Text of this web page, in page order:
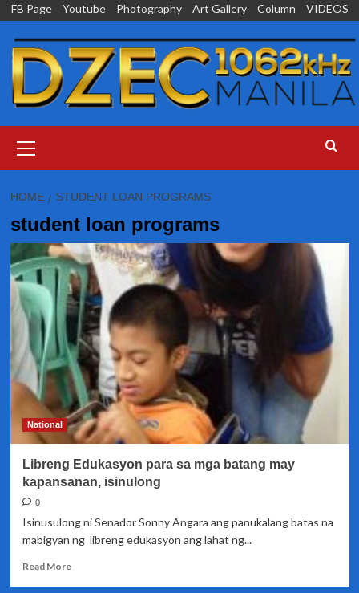
Skip
content
FB Page Youtube Photography Art Gallery Column VIDEOS
Menu
HOME STUDENT LOAN PROGRAMS
student loan programs
National
Libreng Edukasyon para sa mga batang may
kapansanan, isinulong
0
Isinusulong ni Senador Sonny Angara ang panukalang batas na
mabigyan ng libreng edukasyon ang lahat ng...
Read MoreRead